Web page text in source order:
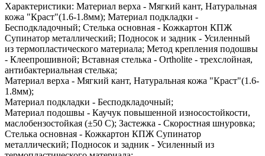
Характеристики: Материал верха - Мягкий кант, Натуральная
кожа "Краст"(1.6-1.8мм); Материал подкладки -
Бесподкладочный; Стелька основная - Кожкартон КПЖ
Супинатор металлический; Подносок и задник - Усиленный
из термопластического материала; Метод крепления подошвы
- Клеепрошивной; Вставная стелька - Ortholite - трехслойная,
антибактериальная стелька;
Материал верха - Мягкий кант, Натуральная кожа "Краст"(1.6-
1.8мм);
Материал подкладки - Бесподкладочный;
Материал подошвы - Каучук повышенной износостойкости,
маслобензостойкая (±50 С); Застежка - Скоростная шнуровка;
Стелька основная - Кожкартон КПЖ Супинатор
металлический; Подносок и задник - Усиленный из